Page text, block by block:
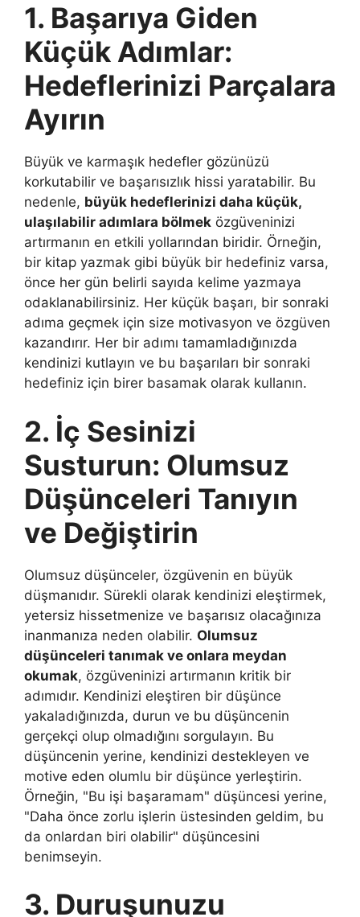
1. Başarıya Giden
Küçük Adımlar:
Hedeflerinizi Parçalara
Ayırın
Büyük ve karmaşık hedefler gözünüzü
korkutabilir ve başarısızlık hissi yaratabilir. Bu
nedenle, büyük hedeflerinizi daha küçük,
ulaşılabilir adımlara bölmek özgüveninizi
artırmanın en etkili yollarından biridir. Örneğin,
bir kitap yazmak gibi büyük bir hedefiniz varsa,
önce her gün belirli sayıda kelime yazmaya
odaklanabilirsiniz. Her küçük başarı, bir sonraki
adıma geçmek için size motivasyon ve özgüven
kazandırır. Her bir adımı tamamladığınızda
kendinizi kutlayın ve bu başarıları bir sonraki
hedefiniz için birer basamak olarak kullanın.
2. İç Sesinizi
Susturun: Olumsuz
Düşünceleri Tanıyın
ve Değiştirin
Olumsuz düşünceler, özgüvenin en büyük
düşmanıdır. Sürekli olarak kendinizi eleştirmek,
yetersiz hissetmenize ve başarısız olacağınıza
inanmanıza neden olabilir. Olumsuz
düşünceleri tanımak ve onlara meydan
okumak, özgüveninizi artırmanın kritik bir
adımıdır. Kendinizi eleştiren bir düşünce
yakaladığınızda, durun ve bu düşüncenin
gerçekçi olup olmadığını sorgulayın. Bu
düşüncenin yerine, kendinizi destekleyen ve
motive eden olumlu bir düşünce yerleştirin.
Örneğin, "Bu işi başaramam" düşüncesi yerine,
"Daha önce zorlu işlerin üstesinden geldim, bu
da onlardan biri olabilir" düşüncesini
benimseyin.
3. Duruşunuzu